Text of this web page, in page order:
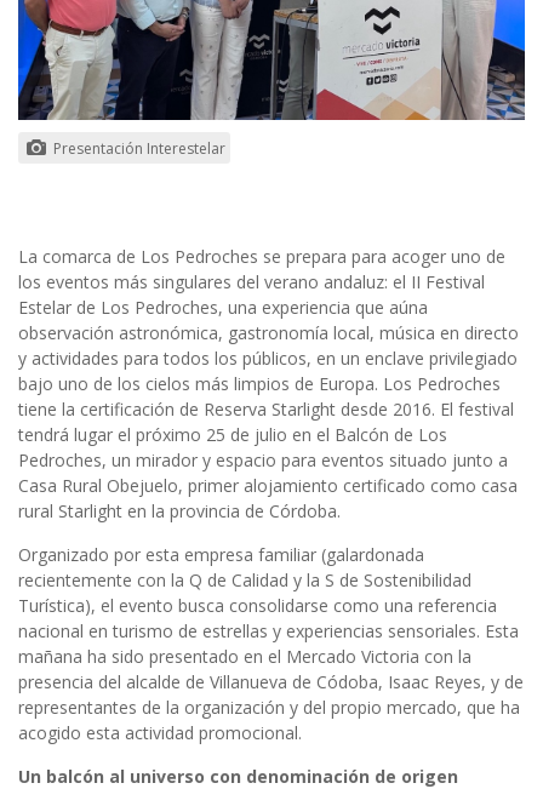
Presentación Interestelar
La comarca de Los Pedroches se prepara para acoger uno de
los eventos más singulares del verano andaluz: el II Festival
Estelar de Los Pedroches, una experiencia que aúna
observación astronómica, gastronomía local, música en directo
y actividades para todos los públicos, en un enclave privilegiado
bajo uno de los cielos más limpios de Europa. Los Pedroches
tiene la certificación de Reserva Starlight desde 2016. El festival
tendrá lugar el próximo 25 de julio en el Balcón de Los
Pedroches, un mirador y espacio para eventos situado junto a
Casa Rural Obejuelo, primer alojamiento certificado como casa
rural Starlight en la provincia de Córdoba.
Organizado por esta empresa familiar (galardonada
recientemente con la Q de Calidad y la S de Sostenibilidad
Turística), el evento busca consolidarse como una referencia
nacional en turismo de estrellas y experiencias sensoriales. Esta
mañana ha sido presentado en el Mercado Victoria con la
presencia del alcalde de Villanueva de Códoba, Isaac Reyes, y de
representantes de la organización y del propio mercado, que ha
acogido esta actividad promocional.
Un balcón al universo con denominación de origen